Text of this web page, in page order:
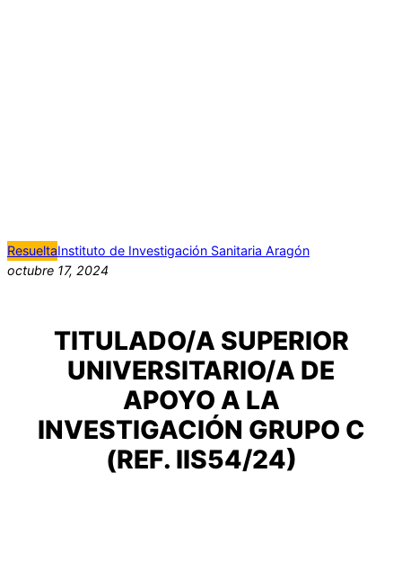
ResueltaInstituto de Investigación Sanitaria Aragón
octubre 17, 2024
TITULADO/A SUPERIOR
UNIVERSITARIO/A DE
APOYO A LA
INVESTIGACIÓN GRUPO C
(REF. IIS54/24)